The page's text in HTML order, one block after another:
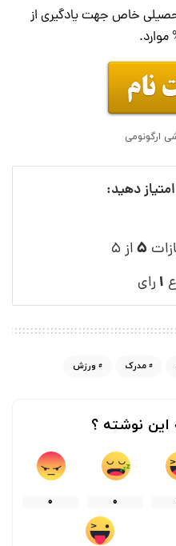
خاص جهت یادگیری از
ارگونومی
دهید:
۵از ۵
۱ رای
مدرک ورزش
نوشته ؟
0
0